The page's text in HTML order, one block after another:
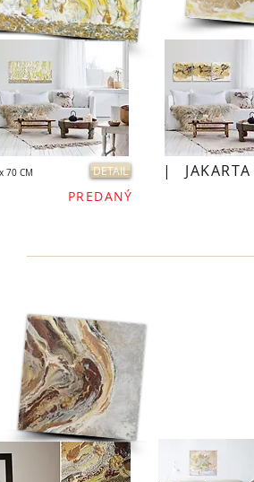
70 CM DETAIL
PREDANÝ
|